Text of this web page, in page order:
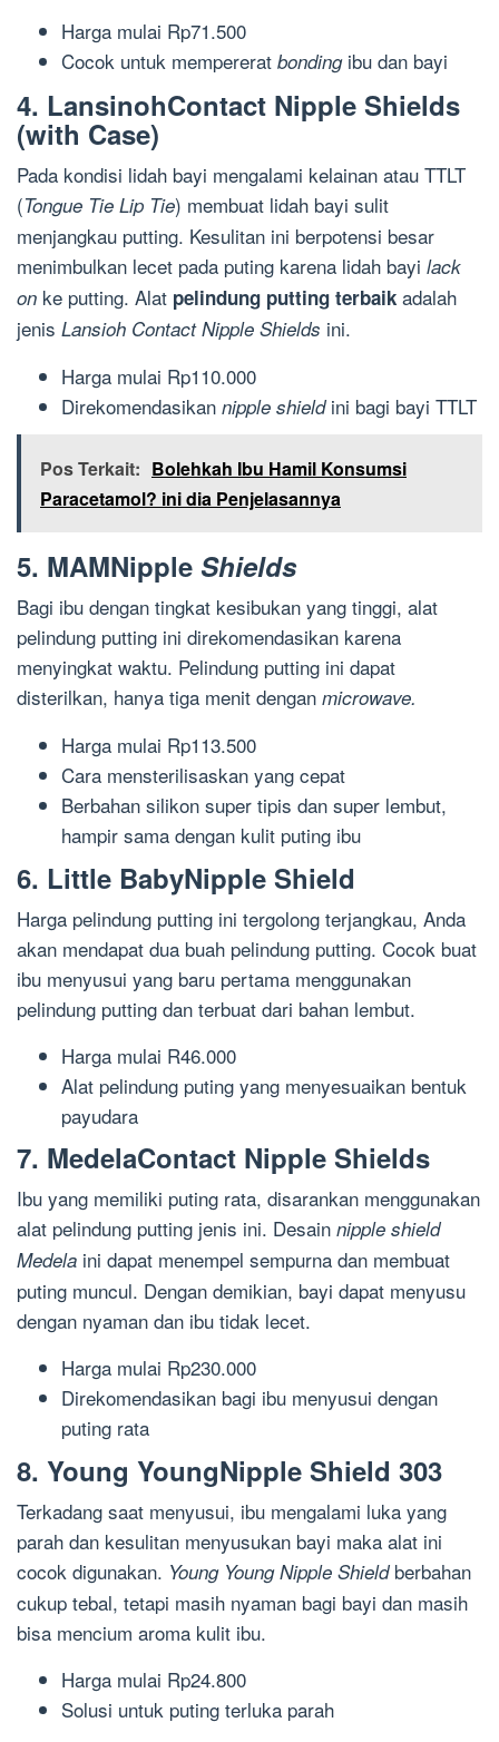
Harga mulai Rp71.500
Cocok untuk mempererat bonding ibu dan bayi
4. LansinohContact Nipple Shields
(with Case)
Pada kondisi lidah bayi mengalami kelainan atau TTLT
(Tongue Tie Lip Tie) membuat lidah bayi sulit
menjangkau putting. Kesulitan ini berpotensi besar
menimbulkan lecet pada puting karena lidah bayi lack
on ke putting. Alat pelindung putting terbaik adalah
jenis Lansioh Contact Nipple Shields ini.
Harga mulai Rp110.000
Direkomendasikan nipple shieldini bagi bayi TTLT
Pos Terkait: Bolehkah Ibu Hamil Konsumsi
Paracetamol? ini dia Penjelasannya
5. MAMNipple Shields
Bagi ibu dengan tingkat kesibukan yang tinggi, alat
pelindung putting ini direkomendasikan karena
menyingkat waktu. Pelindung putting ini dapat
disterilkan, hanya tiga menit dengan microwave.
Harga mulai Rp113.500
Cara mensterilisaskan yang cepat
Berbahan silikon super tipis dan super lembut,
hampir sama dengan kulit puting ibu
6. Little BabyNipple Shield
Harga pelindung putting ini tergolong terjangkau, Anda
akan mendapat dua buah pelindung putting. Cocok buat
ibu menyusui yang baru pertama menggunakan
pelindung putting dan terbuat dari bahan lembut.
Harga mulai R46.000
Alat pelindung puting yang menyesuaikan bentuk
payudara
7. MedelaContact Nipple Shields
Ibu yang memiliki puting rata, disarankan menggunakan
alat pelindung putting jenis ini. Desain nipple shield
Medela ini dapat menempel sempurna dan membuat
puting muncul. Dengan demikian, bayi dapat menyusu
dengan nyaman dan ibu tidak lecet.
Harga mulai Rp230.000
Direkomendasikan bagi ibu menyusui dengan
puting rata
8. Young YoungNipple Shield 303
Terkadang saat menyusui, ibu mengalami luka yang
parah dan kesulitan menyusukan bayi maka alat ini
cocok digunakan. Young Young Nipple Shield berbahan
cukup tebal, tetapi masih nyaman bagi bayi dan masih
bisa mencium aroma kulit ibu.
Harga mulai Rp24.800
Solusi untuk puting terluka parah